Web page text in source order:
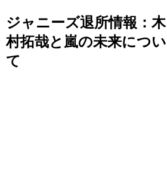
ジャニーズ退所情報：木
村拓哉と嵐の未来につい
て